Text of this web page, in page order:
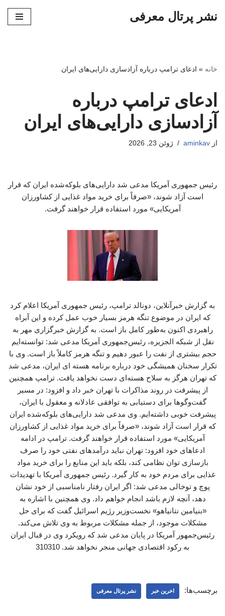
نشر پرتال معرفی
خانه » ادعای ترامپ درباره آزادسازی دارایی‌های ایران
ادعای ترامپ درباره
آزادسازی دارایی‌های ایران
از aminkav ژوئن 23, 2026
رئیس جمهوری آمریکا مدعی شد دارایی‌های بلوکه‌شده ایران که قرار
است آزاد شوند، «صرفاً برای خرید مواد غذایی از کشاورزان
آمریکایی» مورد استفاده قرار خواهند گرفت.
به گزارش خبرآنلاین، دونالد ترامپ، رئیس جمهوری آمریکا اعلام کرد
که ایران در موضوع تنگه هرمز بسیار خوب عمل کرده و این آبراه
راهبردی اکنون به‌طور کامل باز است. به گزارش خبرگزاری مهر به
نقل از شبکه الجزیره، رئیس‌جمهوری آمریکا مدعی شد: توانسته‌ایم
حجم بیشتری از نفت را عبور دهیم و تنگه هرمز کاملاً باز است. وی با
تکرار سخنان همیشگی خود درباره برنامه هسته ای ایران، مدعی شد
که تهران هرگز به سلاح هسته‌ای دست نخواهد یافت. ترامپ همچنین
از پیشرفت در روند مذاکرات با تهران خبر داد و افزود: در مسیر
گفت‌وگوها برای دستیابی به توافقی عادلانه و معقول با ایران،
پیشرفت خوبی داشته‌ایم. وی مدعی شد دارایی‌های بلوکه‌شده ایران
که قرار است آزاد شوند، «صرفاً برای خرید مواد غذایی از کشاورزان
آمریکایی» مورد استفاده قرار خواهند گرفت. ترامپ در ادامه
ادعاهای خود افزود: تهران نباید درآمدهای نفتی خود را صرف
بازسازی توان نظامی کند، بلکه باید این منابع را برای خرید مواد
غذایی برای مردم خود به کار گیرد. رئیس جمهوری آمریکا با تهدیدات
پوچ و توخالی مدعی شد: اگر ایران رفتار نامناسبی از خود نشان
دهد، آنچه لازم باشد انجام خواهم داد. وی همچنین با اشاره به
«بنیامین نتانیاهو» نخست‌وزیر رژیم اسرائیل گفت که برای حل
مشکلات موجود، از جمله مشکلات مربوط به وی تلاش می‌کند.
رئیس‌جمهور آمریکا در پایان مدعی شد که رویکرد وی در قبال ایران
به رکود اقتصادی جهانی منجر نخواهد شد. 310310
برچسب‌ها: اخرین خبر نشر پرتال معرفی